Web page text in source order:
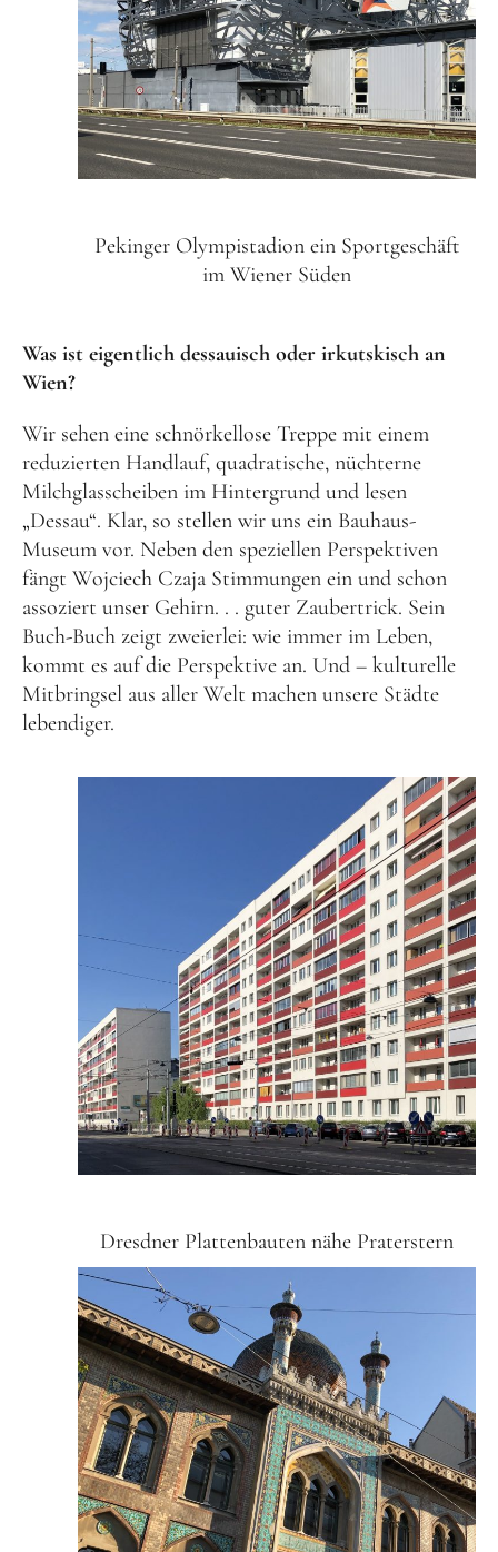
Pekinger Olympistadion ein Sportgeschäft
im Wiener Süden
Was ist eigentlich dessauisch oder irkutskisch an
Wien?
Wir sehen eine schnörkellose Treppe mit einem
reduzierten Handlauf, quadratische, nüchterne
Milchglasscheiben im Hintergrund und lesen
„Dessau“. Klar, so stellen wir uns ein Bauhaus-
Museum vor. Neben den speziellen Perspektiven
fängt Wojciech Czaja Stimmungen ein und schon
assoziert unser Gehirn. . . guter Zaubertrick. Sein
Buch-Buch zeigt zweierlei: wie immer im Leben,
kommt es auf die Perspektive an. Und – kulturelle
Mitbringsel aus aller Welt machen unsere Städte
lebendiger.
Dresdner Plattenbauten nähe Praterstern